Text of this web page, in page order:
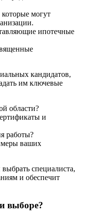
могут
ипотечные
кандидатов,
им ключевые
области?
и
работы?
ваших
специалиста,
и обеспечит
выборе?